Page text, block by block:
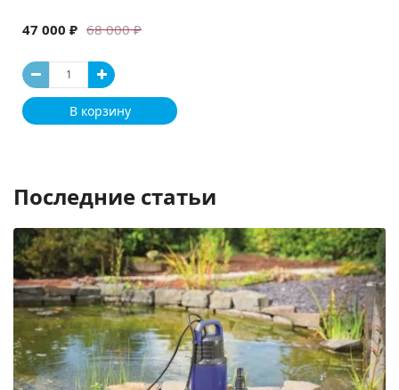
68 000 ₽
47 000 ₽
В корзину
Последние статьи